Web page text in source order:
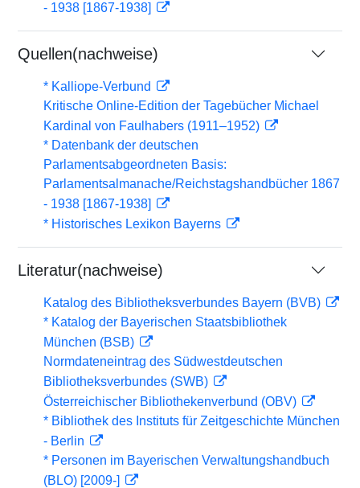
- 1938 [1867-1938]
Quellen(nachweise)
* Kalliope-Verbund
Kritische Online-Edition der Tagebücher Michael
Kardinal von Faulhabers (1911–1952)
* Datenbank der deutschen
Parlamentsabgeordneten Basis:
Parlamentsalmanache/Reichstagshandbücher 1867
- 1938 [1867-1938]
* Historisches Lexikon Bayerns
Literatur(nachweise)
Katalog des Bibliotheksverbundes Bayern (BVB)
* Katalog der Bayerischen Staatsbibliothek
München (BSB)
Normdateneintrag des Südwestdeutschen
Bibliotheksverbundes (SWB)
Österreichischer Bibliothekenverbund (OBV)
* Bibliothek des Instituts für Zeitgeschichte München
- Berlin
* Personen im Bayerischen Verwaltungshandbuch
(BLO) [2009-]